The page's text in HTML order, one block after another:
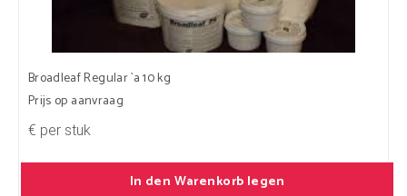
Broadleaf Regular `a 10 kg
Prijs op aanvraag
€ per stuk
In den Warenkorb legen